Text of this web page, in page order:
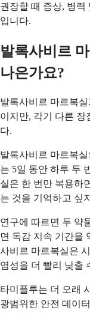
권장할 때 증상, 병력
입니다.
발록사비르
나은가요?
발록사비르 마르복
이지만, 각기 다른 장
다.
발록사비르 마르복
는 5일 동안 하루 두
실은 한 번만 복용하
는 것을 기억하고 싶
연구에 따르면 두 약
면 독감 지속 기간을
사비르 마르복실은
염성을 더 빨리 낮출
타미플루는 더 오래
광범위한 안전 데이